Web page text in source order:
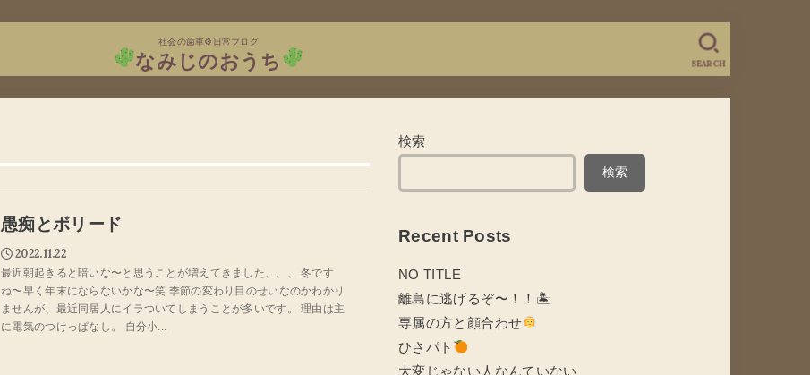
社会の歯車⚙日常ブログ
なみじのおうち SEARCH
愚痴とボリード
2022.11.22
最近朝起きると暗いな〜と思うことが増えてきました、、、 冬です
ね〜早く年末にならないかな〜笑 季節の変わり目のせいなのかわかり
ませんが、最近同居人にイラついてしまうことが多いです。 理由は主
に電気のつけっぱなし。 自分小...
検索
検索
Recent Posts
NO TITLE
離島に逃げるぞ〜！！🏝
専属の方と顔合わせ
ひさパト
大変じゃない人なんていない